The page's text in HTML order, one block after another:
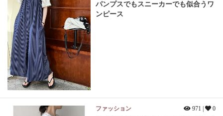
パンプスでもスニーカーでも似合うワ
ンピース
ファッション 971 | 0